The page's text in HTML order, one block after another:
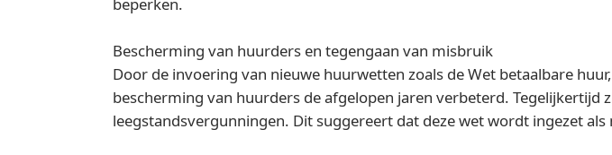
Bescherming van huurders en tegengaan van misbruik
Door de invoering van nieuwe huurwetten zoals de Wet betaalbare
bescherming van huurders de afgelopen jaren verbeterd. Tegelijkertijd
leegstandsvergunningen. Dit suggereert dat deze wet wordt ingezet